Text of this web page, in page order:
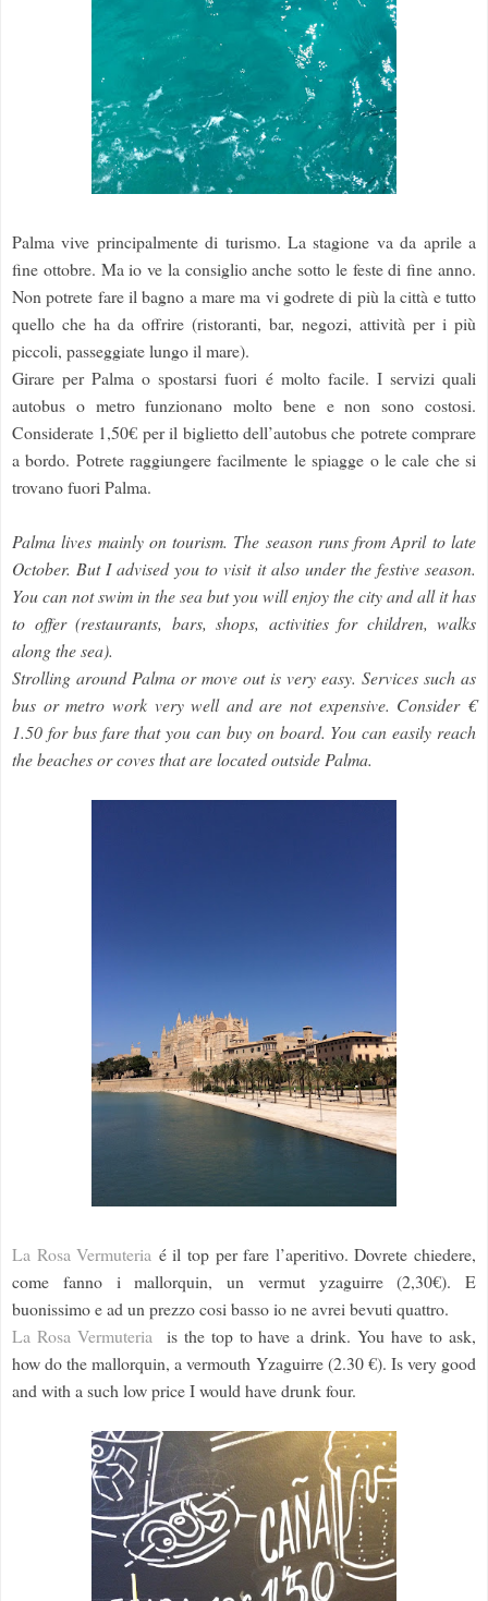
Palma vive principalmente di turismo. La stagione va da aprile a
fine ottobre. Ma io ve la consiglio anche sotto le feste di fine anno.
Non potrete fare il bagno a mare ma vi godrete di più la città e tutto
quello che ha da offrire (ristoranti, bar, negozi, attività per i più
piccoli, passeggiate lungo il mare).
Girare per Palma o spostarsi fuori é molto facile. I servizi quali
autobus o metro funzionano molto bene e non sono costosi.
Considerate 1,50€ per il biglietto dell’autobus che potrete comprare
a bordo. Potrete raggiungere facilmente le spiagge o le cale che si
trovano fuori Palma.
Palma lives mainly on tourism. The season runs from April to late
October. But I advised you to visit it also under the festive season.
You can not swim in the sea but you will enjoy the city and all it has
to offer (restaurants, bars, shops, activities for children, walks
along the sea).
Strolling around Palma or move out is very easy. Services such as
bus or metro work very well and are not expensive. Consider €
1.50 for bus fare that you can buy on board. You can easily reach
the beaches or coves that are located outside Palma.
La Rosa Vermuteria é il top per fare l’aperitivo. Dovrete chiedere,
come fanno i mallorquin, un vermut yzaguirre (2,30€). E
buonissimo e ad un prezzo cosi basso io ne avrei bevuti quattro.
La Rosa Vermuteriais the top to have a drink. You have to ask,
how do the mallorquin, a vermouth Yzaguirre (2.30 €). Is very good
and with a such low price I would have drunk four.